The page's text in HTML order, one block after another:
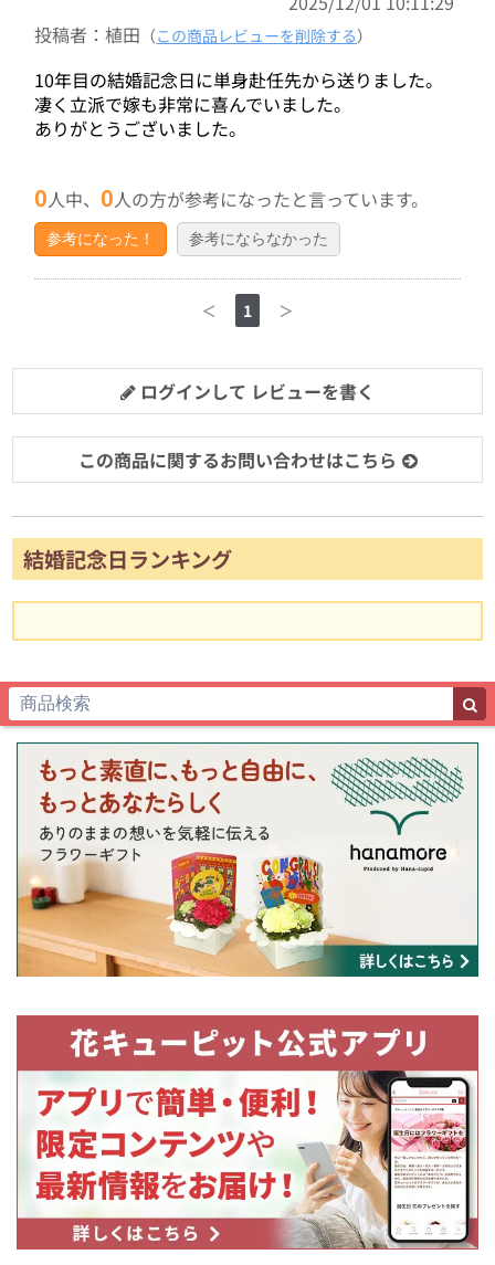
投稿者：植田 （この商品レビューを削除する）
10年目の結婚記念日に単身赴任先から送りました。
凄く立派で嫁も非常に喜んでいました。
ありがとうございました。
0人中、0人の方が参考になったと言っています。
参考になった！ 参考にならなかった
＜ 1 ＞
ログインして レビューを書く
この商品に関するお問い合わせはこちら
結婚記念日ランキング